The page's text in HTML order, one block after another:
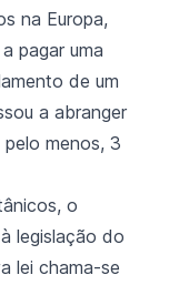
na Europa,
pagar uma
de um
a abranger
menos, 3
o
legislação do
lei chama-se